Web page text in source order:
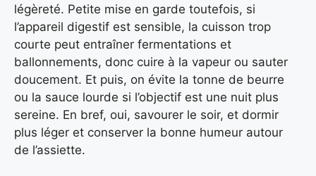
légèreté. Petite mise en garde toutefois, si
l’appareil digestif est sensible, la cuisson trop
courte peut entraîner fermentations et
ballonnements, donc cuire à la vapeur ou sauter
doucement. Et puis, on évite la tonne de beurre
ou la sauce lourde si l’objectif est une nuit plus
sereine. En bref, oui, savourer le soir, et dormir
plus léger et conserver la bonne humeur autour
de l’assiette.